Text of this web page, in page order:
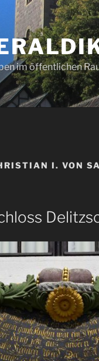
im öffentlichen
I. VON